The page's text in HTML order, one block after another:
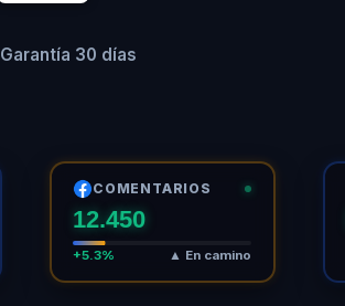
Garantía 30 días
COMENTARIOS
12.450
+5.3% ▲ En camino